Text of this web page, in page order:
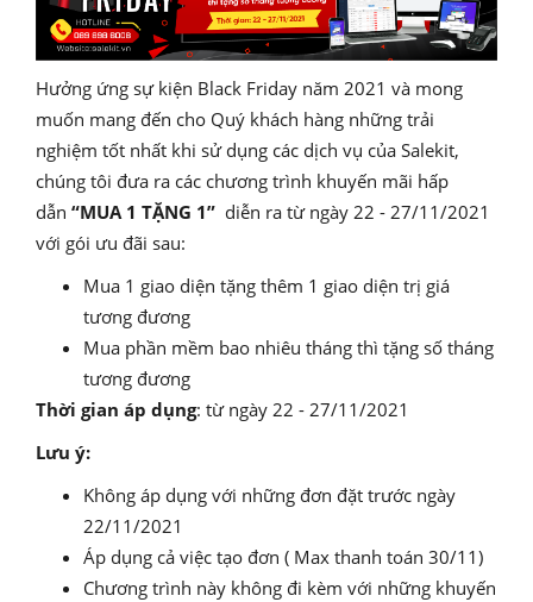
Hưởng ứng sự kiện Black Friday năm 2021 và mong
muốn mang đến cho Quý khách hàng những trải
nghiệm tốt nhất khi sử dụng các dịch vụ của Salekit,
chúng tôi đưa ra các chương trình khuyến mãi hấp
dẫn “MUA 1 TẶNG 1” diễn ra từ ngày 22 - 27/11/2021
với gói ưu đãi sau:
Mua 1 giao diện tặng thêm 1 giao diện trị giá
tương đương
Mua phần mềm bao nhiêu tháng thì tặng số tháng
tương đương
Thời gian áp dụng: từ ngày 22 - 27/11/2021
Lưu ý:
Không áp dụng với những đơn đặt trước ngày
22/11/2021
Áp dụng cả việc tạo đơn ( Max thanh toán 30/11)
Chương trình này không đi kèm với những khuyến